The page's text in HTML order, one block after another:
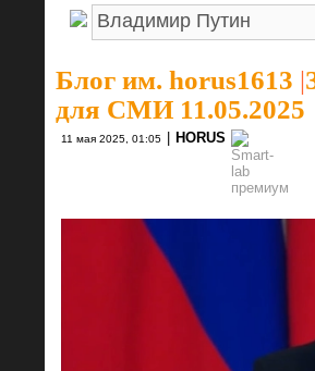
Блог им. horus1613 |
для СМИ 11.05.2025
11 мая 2025, 01:05 HORUS